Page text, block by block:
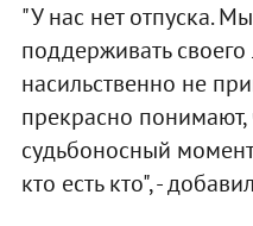
"У нас нет отпуска.
поддерживать
насильственно не
прекрасно понимают,
судьбоносный
кто есть кто", -